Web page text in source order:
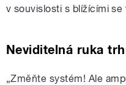
v souvislosti s blížícími se
Neviditelná ruka
„Změňte systém! Ale